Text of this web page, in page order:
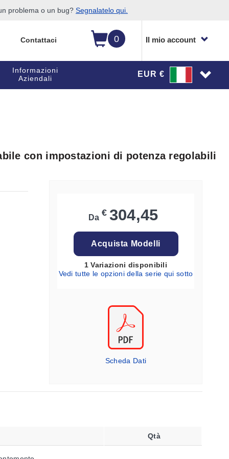
problema o un bug? Segnalatelo qui.
0 Il mio account
Contattaci
Informazioni
Aziendali
EUR €
con impostazioni di potenza regolabili
Da € 304,45
Acquista Modelli
1 Variazioni disponibili
Vedi tutte le opzioni della serie qui sotto
Scheda Dati
Qtà